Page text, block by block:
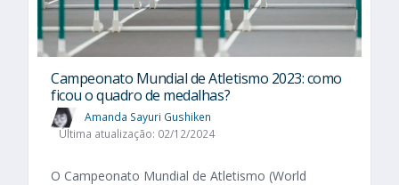
Campeonato Mundial de Atletismo 2023: como
ficou o quadro de medalhas?
Amanda Sayuri Gushiken
Última atualização: 02/12/2024
O Campeonato Mundial de Atletismo (World